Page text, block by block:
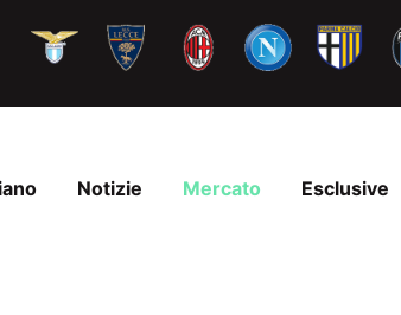
Notizie Mercato Esclusive